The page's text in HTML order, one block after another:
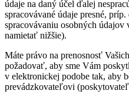
údaje na daný účel ďalej
spracovávané údaje presné,
spracovávaniu osobných
namietať nižšie).
Máte právo na prenosnosť
požadovať, aby sme Vám
v elektronickej podobe tak, aby
prevádzkovateľovi